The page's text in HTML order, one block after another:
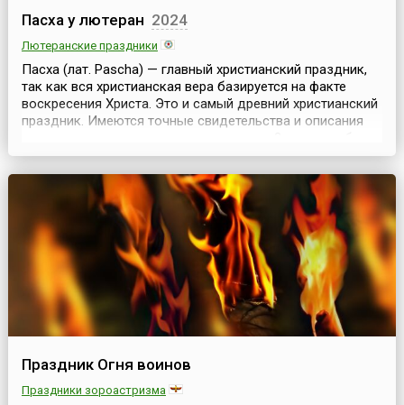
Пасха у лютеран 2024
Лютеранские праздники
Пасха (лат. Pascha) — главный христианский праздник,
так как вся христианская вера базируется на факте
воскресения Христа. Это и самый древний христианский
праздник. Имеются точные свидетельства и описания
самый древний пасхальный праздник в память Иисуса с
долгой всенощной до самого утра, за которой
совершалась Евхаристия.Он отмечается люте...
Праздник Огня воинов
Праздники зороастризма